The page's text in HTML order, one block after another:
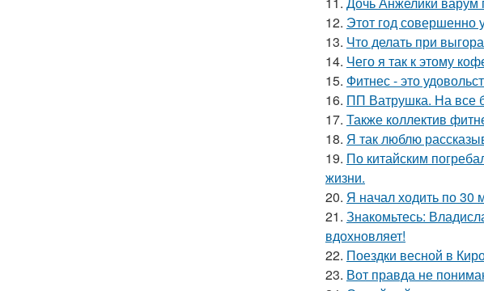
12. Этот год совершенно
13. Что делать при
14. Чего я так к этому
15. Фитнес - это
16. ПП Ватрушка. На все
17. Также коллектив
18. Я так люблю
19. По китайским
жизни.
20. Я начал ходить по 30
21. Знакомьтесь:
вдохновляет!
22. Поездки весной в
23. Вот правда не